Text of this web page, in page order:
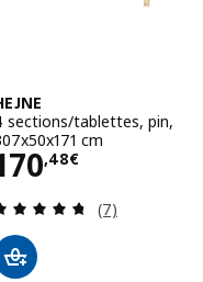
sections/tablettes, pin,
cm
,48€
170,48€
Révision:
(7)